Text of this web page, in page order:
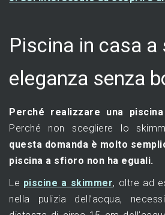
Piscina in casa a
eleganza senza
Perché realizzare una
Perché non scegliere lo
questa domanda è molto
piscina a sfioro non ha eguali.
Le piscine a skimmer, oltre ad
nella pulizia dell’acqua,